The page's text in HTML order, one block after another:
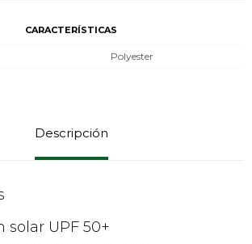
CARACTERÍSTICAS
Polyester
Descripción
solar UPF 50+